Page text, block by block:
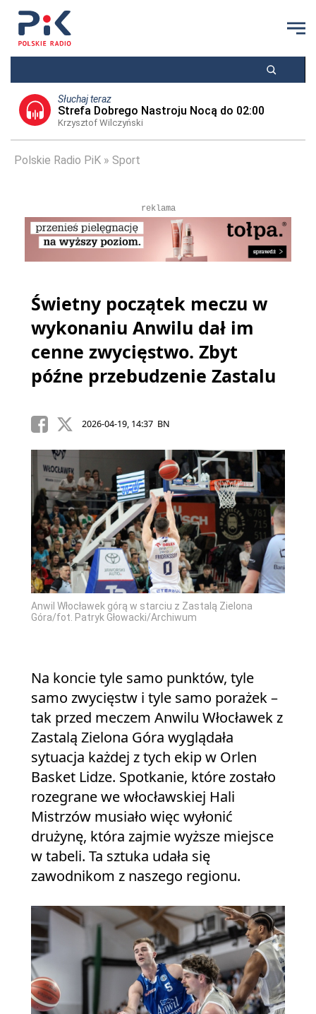
Słuchaj teraz
Strefa Dobrego Nastroju Nocą do 02:00
Krzysztof Wilczyński
Polskie Radio PiK Sport
reklama
Świetny początek meczu w
wykonaniu Anwilu dał im
cenne zwycięstwo. Zbyt
późne przebudzenie Zastalu
2026-04-19, 14:37 BN
Anwil Włocławek górą w starciu z Zastalą Zielona
Góra/fot. Patryk Głowacki/Archiwum
Na koncie tyle samo punktów, tyle
samo zwycięstw i tyle samo porażek –
tak przed meczem Anwilu Włocławek z
Zastalą Zielona Góra wyglądała
sytuacja każdej z tych ekip w Orlen
Basket Lidze. Spotkanie, które zostało
rozegrane we włocławskiej Hali
Mistrzów musiało więc wyłonić
drużynę, która zajmie wyższe miejsce
w tabeli. Ta sztuka udała się
zawodnikom z naszego regionu.